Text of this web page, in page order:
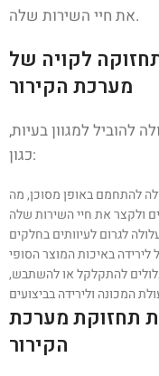
את חיי השירות שלה.
לקויה של
מערכת הקירור
להוביל למגוון בעיות,
כגון:
להתחמם באופן מסוכן, מה
לגרום לעיוותים בחלקים
להתקלקל או להשתבש,
תחזוקת מערכת
הקירור